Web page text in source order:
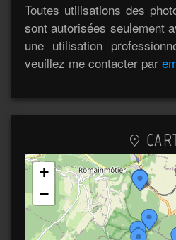
Toutes utilisations des
sont autorisées seulement
une utilisation
veuillez me contacter par
+
−